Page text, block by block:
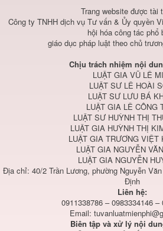
Trang website được tài
Công ty TNHH dịch vụ Tư vấn & Ủy quyền
hội hóa công tác phổ
giáo dục pháp luật theo chủ
Chịu trách nhiệm nội
LUẬT GIA VŨ LÊ
LUẬT SƯ LÊ HOÀI
LUẬT SƯ LƯU BÁ
LUẬT GIA LÊ CÔNG
LUẬT SƯ HUỲNH THỊ
LUẬT GIA HUỲNH THỊ
LUẬT GIA TRƯƠNG VIỆT
LUẬT GIA NGUYỄN
LUẬT GIA NGUYỄN
Địa chỉ: 40/2 Trần Lương, phường Nguyễn
Định
Liên hệ:
0911338786 – 0983334146 –
Email:
Biên tập và xử lý nội